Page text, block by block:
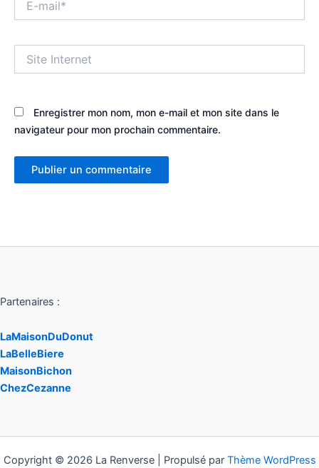
mail*
Internet
Enregistrer mon nom, mon e-mail et mon site dans le
navigateur pour mon prochain commentaire.
Partenaires :
LaMaisonDuDonut
LaBelleBiere
MaisonBichon
ChezCezanne
Copyright © 2026 La Renverse | Propulsé par Thème WordPress